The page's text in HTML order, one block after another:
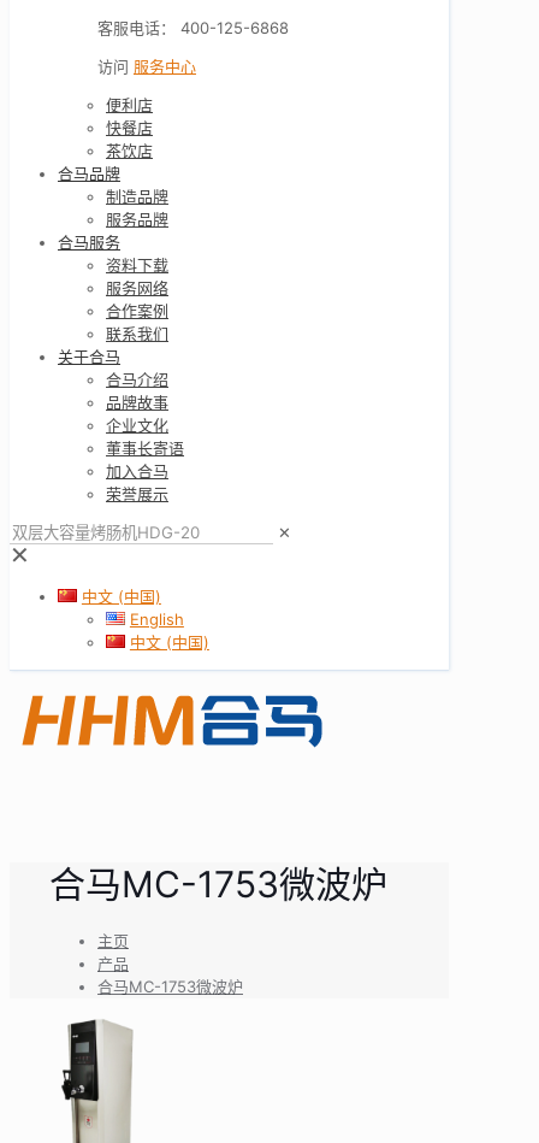
客服电话： 400-125-6868
访问 服务中心
便利店
快餐店
茶饮店
合马品牌
制造品牌
服务品牌
合马服务
资料下载
服务网络
合作案例
联系我们
关于合马
合马介绍
品牌故事
企业文化
董事长寄语
加入合马
荣誉展示
✕
✕
中文 (中国)
English
中文 (中国)
合马MC-1753微波炉
主页
产品
合马MC-1753微波炉